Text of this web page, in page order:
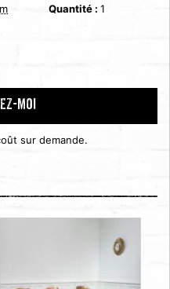
Quantité :1
MOI
sur demande.